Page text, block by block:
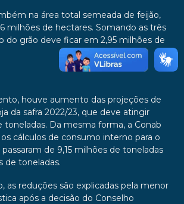
na área total semeada de feijão,
milhões de hectares. Somando as três
do grão deve ficar em 2,95 milhões de
houve aumento das projeções de
da safra 2022/23, que deve atingir
toneladas. Da mesma forma, a Conab
cálculos de consumo interno para o
de 9,15 milhões de toneladas
de toneladas.
as reduções são explicadas pela menor
após a decisão do Conselho